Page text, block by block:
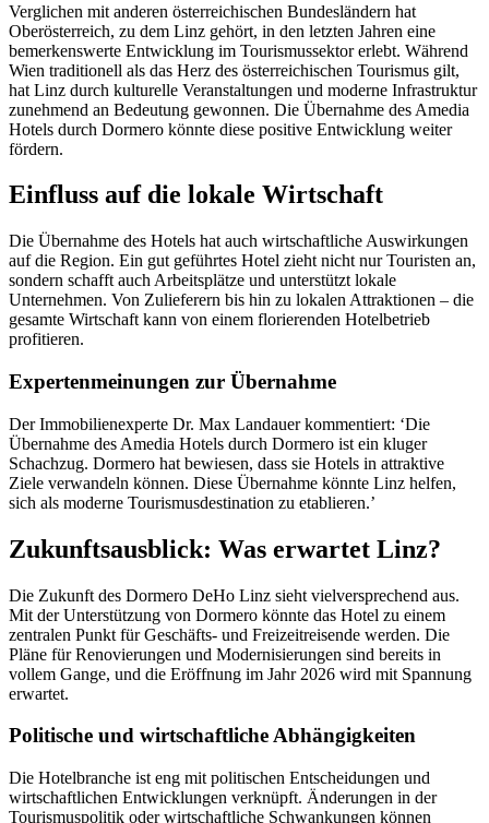
Verglichen mit anderen österreichischen Bundesländern hat
Oberösterreich, zu dem Linz gehört, in den letzten Jahren eine
bemerkenswerte Entwicklung im Tourismussektor erlebt. Während
Wien traditionell als das Herz des österreichischen Tourismus gilt,
hat Linz durch kulturelle Veranstaltungen und moderne Infrastruktur
zunehmend an Bedeutung gewonnen. Die Übernahme des Amedia
Hotels durch Dormero könnte diese positive Entwicklung weiter
fördern.
Einfluss auf die lokale Wirtschaft
Die Übernahme des Hotels hat auch wirtschaftliche Auswirkungen
auf die Region. Ein gut geführtes Hotel zieht nicht nur Touristen an,
sondern schafft auch Arbeitsplätze und unterstützt lokale
Unternehmen. Von Zulieferern bis hin zu lokalen Attraktionen – die
gesamte Wirtschaft kann von einem florierenden Hotelbetrieb
profitieren.
Expertenmeinungen zur Übernahme
Der Immobilienexperte Dr. Max Landauer kommentiert: ‘Die
Übernahme des Amedia Hotels durch Dormero ist ein kluger
Schachzug. Dormero hat bewiesen, dass sie Hotels in attraktive
Ziele verwandeln können. Diese Übernahme könnte Linz helfen,
sich als moderne Tourismusdestination zu etablieren.’
Zukunftsausblick: Was erwartet Linz?
Die Zukunft des Dormero DeHo Linz sieht vielversprechend aus.
Mit der Unterstützung von Dormero könnte das Hotel zu einem
zentralen Punkt für Geschäfts- und Freizeitreisende werden. Die
Pläne für Renovierungen und Modernisierungen sind bereits in
vollem Gange, und die Eröffnung im Jahr 2026 wird mit Spannung
erwartet.
Politische und wirtschaftliche Abhängigkeiten
Die Hotelbranche ist eng mit politischen Entscheidungen und
wirtschaftlichen Entwicklungen verknüpft. Änderungen in der
Tourismuspolitik oder wirtschaftliche Schwankungen können